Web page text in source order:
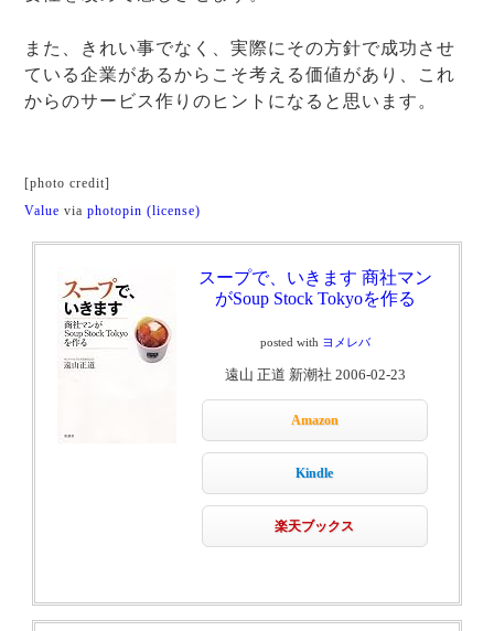
また、きれい事でなく、実際にその方針で成功させ
ている企業があるからこそ考える価値があり、これ
からのサービス作りのヒントになると思います。
[photo credit]
Value via photopin (license)
スープで、いきます 商社マン
がSoup Stock Tokyoを作る
posted with ヨメレバ
遠山 正道 新潮社 2006-02-23
Amazon
Kindle
楽天ブックス